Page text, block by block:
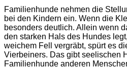
Familienhunde nehmen die
bei den Kindern ein. Wenn die
besonders deutlich. Allein wenn
den starken Hals des Hundes
weichem Fell vergräbt, spürt es
Vierbeiners. Das gibt seelischen
Familienhunde anderen